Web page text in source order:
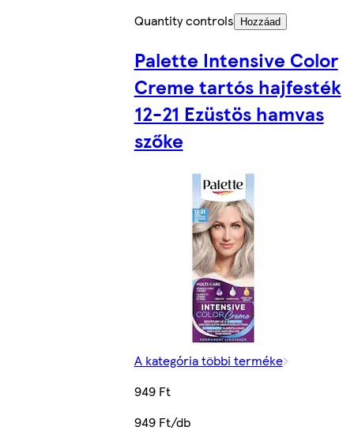
Quantity controls
Hozzáad
Palette Intensive Color
Creme tartós hajfesték
12-21 Ezüstös hamvas
szőke
A kategória többi terméke
949 Ft
949 Ft/db